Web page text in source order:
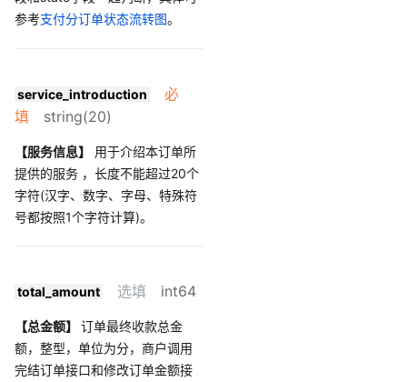
参考支付分订单状态流转图。
service_introduction
必
填 string(20)
【服务信息】
用于介绍本订单所
提供的服务 ，长度不能超过20个
字符(汉字、数字、字母、特殊符
号都按照1个字符计算)。
total_amount 选填 int64
【总金额】 订单最终收款总金
额，整型，单位为分，商户调用
完结订单接口和修改订单金额接